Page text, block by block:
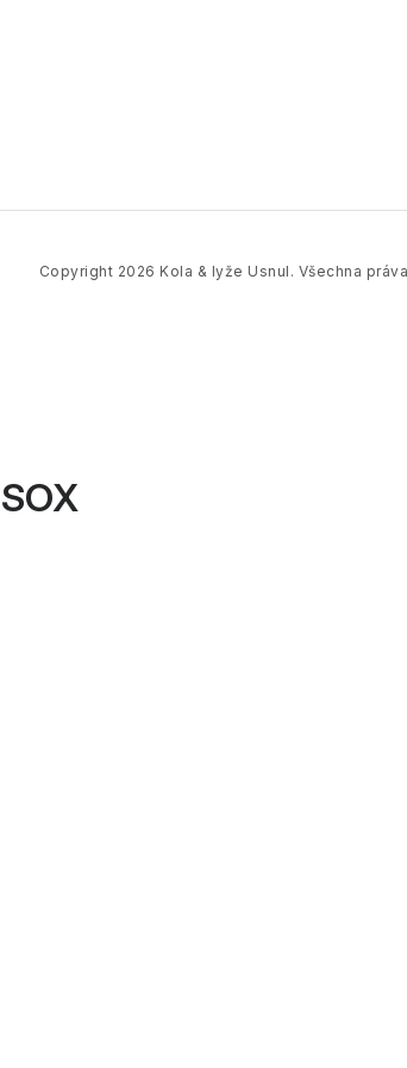
Copyright 2026 Kola & lyže Usnul . Všechna